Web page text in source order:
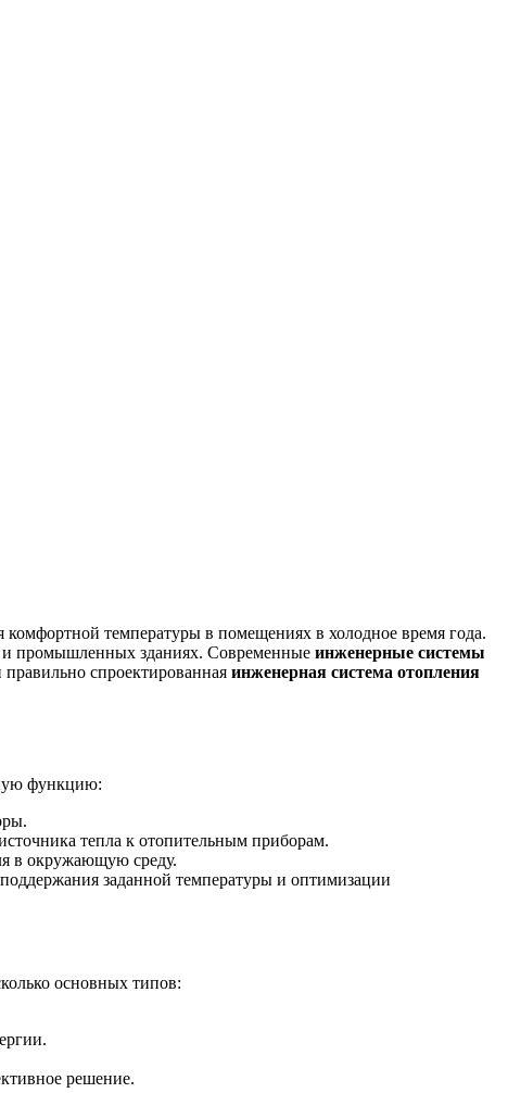
температуры в помещениях в холодное время года.
и промышленных зданиях. Современные инженерные системы
спроектированная инженерная система отопления
функцию:
тепла к отопительным приборам.
в окружающую среду.
заданной температуры и оптимизации
основных типов:
решение.